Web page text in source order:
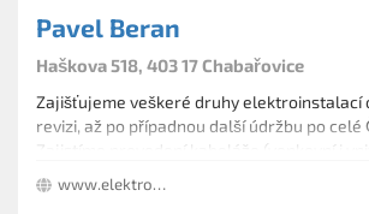
Pavel Beran
Haškova 518, 403 17 Chabařovice
Zajišťujeme veškeré druhy elektroinstalací
revizi, až po případnou další údržbu po celé
domácnosti provedeme optimální připojení
elektrických spotřebičů. Pokud je
www.elektromontaze-brno.cz